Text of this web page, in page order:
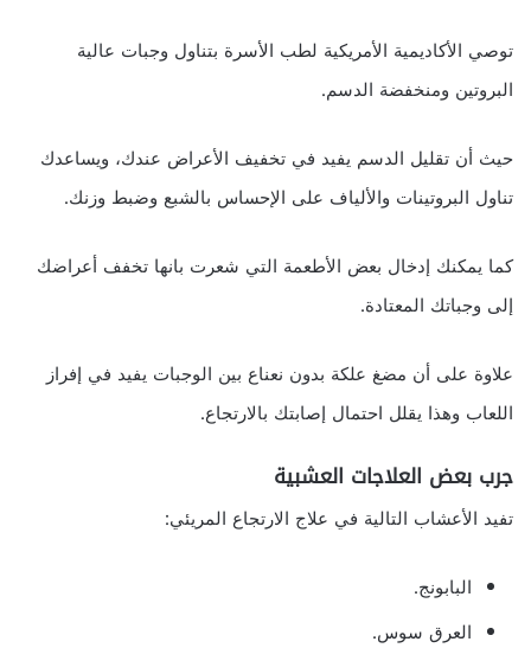
توصي الأكاديمية الأمريكية لطب الأسرة بتناول وجبات عالية
البروتين ومنخفضة الدسم.
حيث أن تقليل الدسم يفيد في تخفيف الأعراض عندك، ويساعدك
تناول البروتينات والألياف على الإحساس بالشبع وضبط وزنك.
كما يمكنك إدخال بعض الأطعمة التي شعرت بانها تخفف أعراضك
إلى وجباتك المعتادة.
علاوة على أن مضغ علكة بدون نعناع بين الوجبات يفيد في إفراز
اللعاب وهذا يقلل احتمال إصابتك بالارتجاع.
جرب بعض العلاجات العشبية
تفيد الأعشاب التالية في علاج الارتجاع المريئي:
البابونج.
العرق سوس.